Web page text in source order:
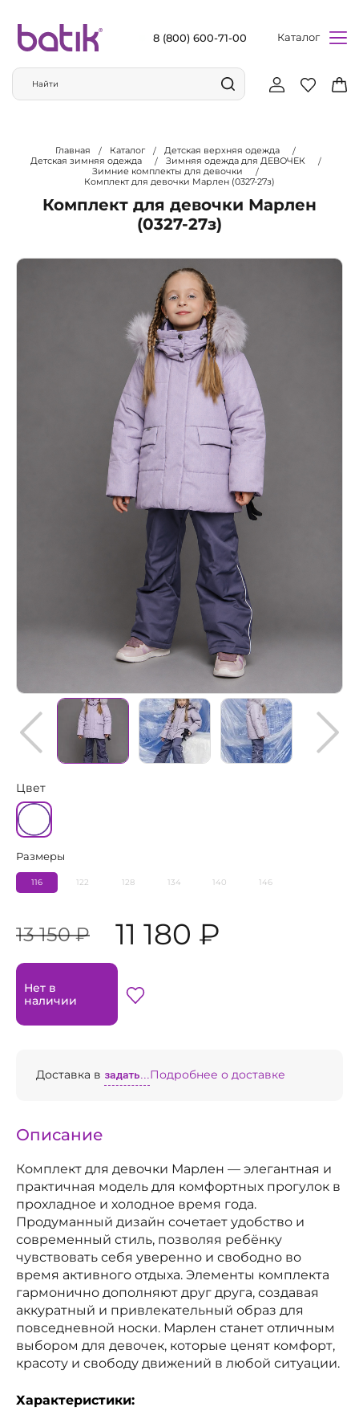
8 (800) 600-71-00 Каталог
Главная Каталог
Детская верхняя одежда
Детская зимняя одежда
Зимняя одежда для ДЕВОЧЕК
Зимние комплекты для девочки
Комплект для девочки Марлен (0327-27з)
Комплект для девочки Марлен
(0327-27з)
Цвет
Размеры
116 122 128 134 140 146
13 150 ₽ 11 180 ₽
Нет в
наличии
Доставка в задать...Подробнее о доставке
Описание
Комплект для девочки Марлен — элегантная и
практичная модель для комфортных прогулок в
прохладное и холодное время года.
Продуманный дизайн сочетает удобство и
современный стиль, позволяя ребёнку
чувствовать себя уверенно и свободно во
время активного отдыха. Элементы комплекта
гармонично дополняют друг друга, создавая
аккуратный и привлекательный образ для
повседневной носки. Марлен станет отличным
выбором для девочек, которые ценят комфорт,
красоту и свободу движений в любой ситуации.
Характеристики: